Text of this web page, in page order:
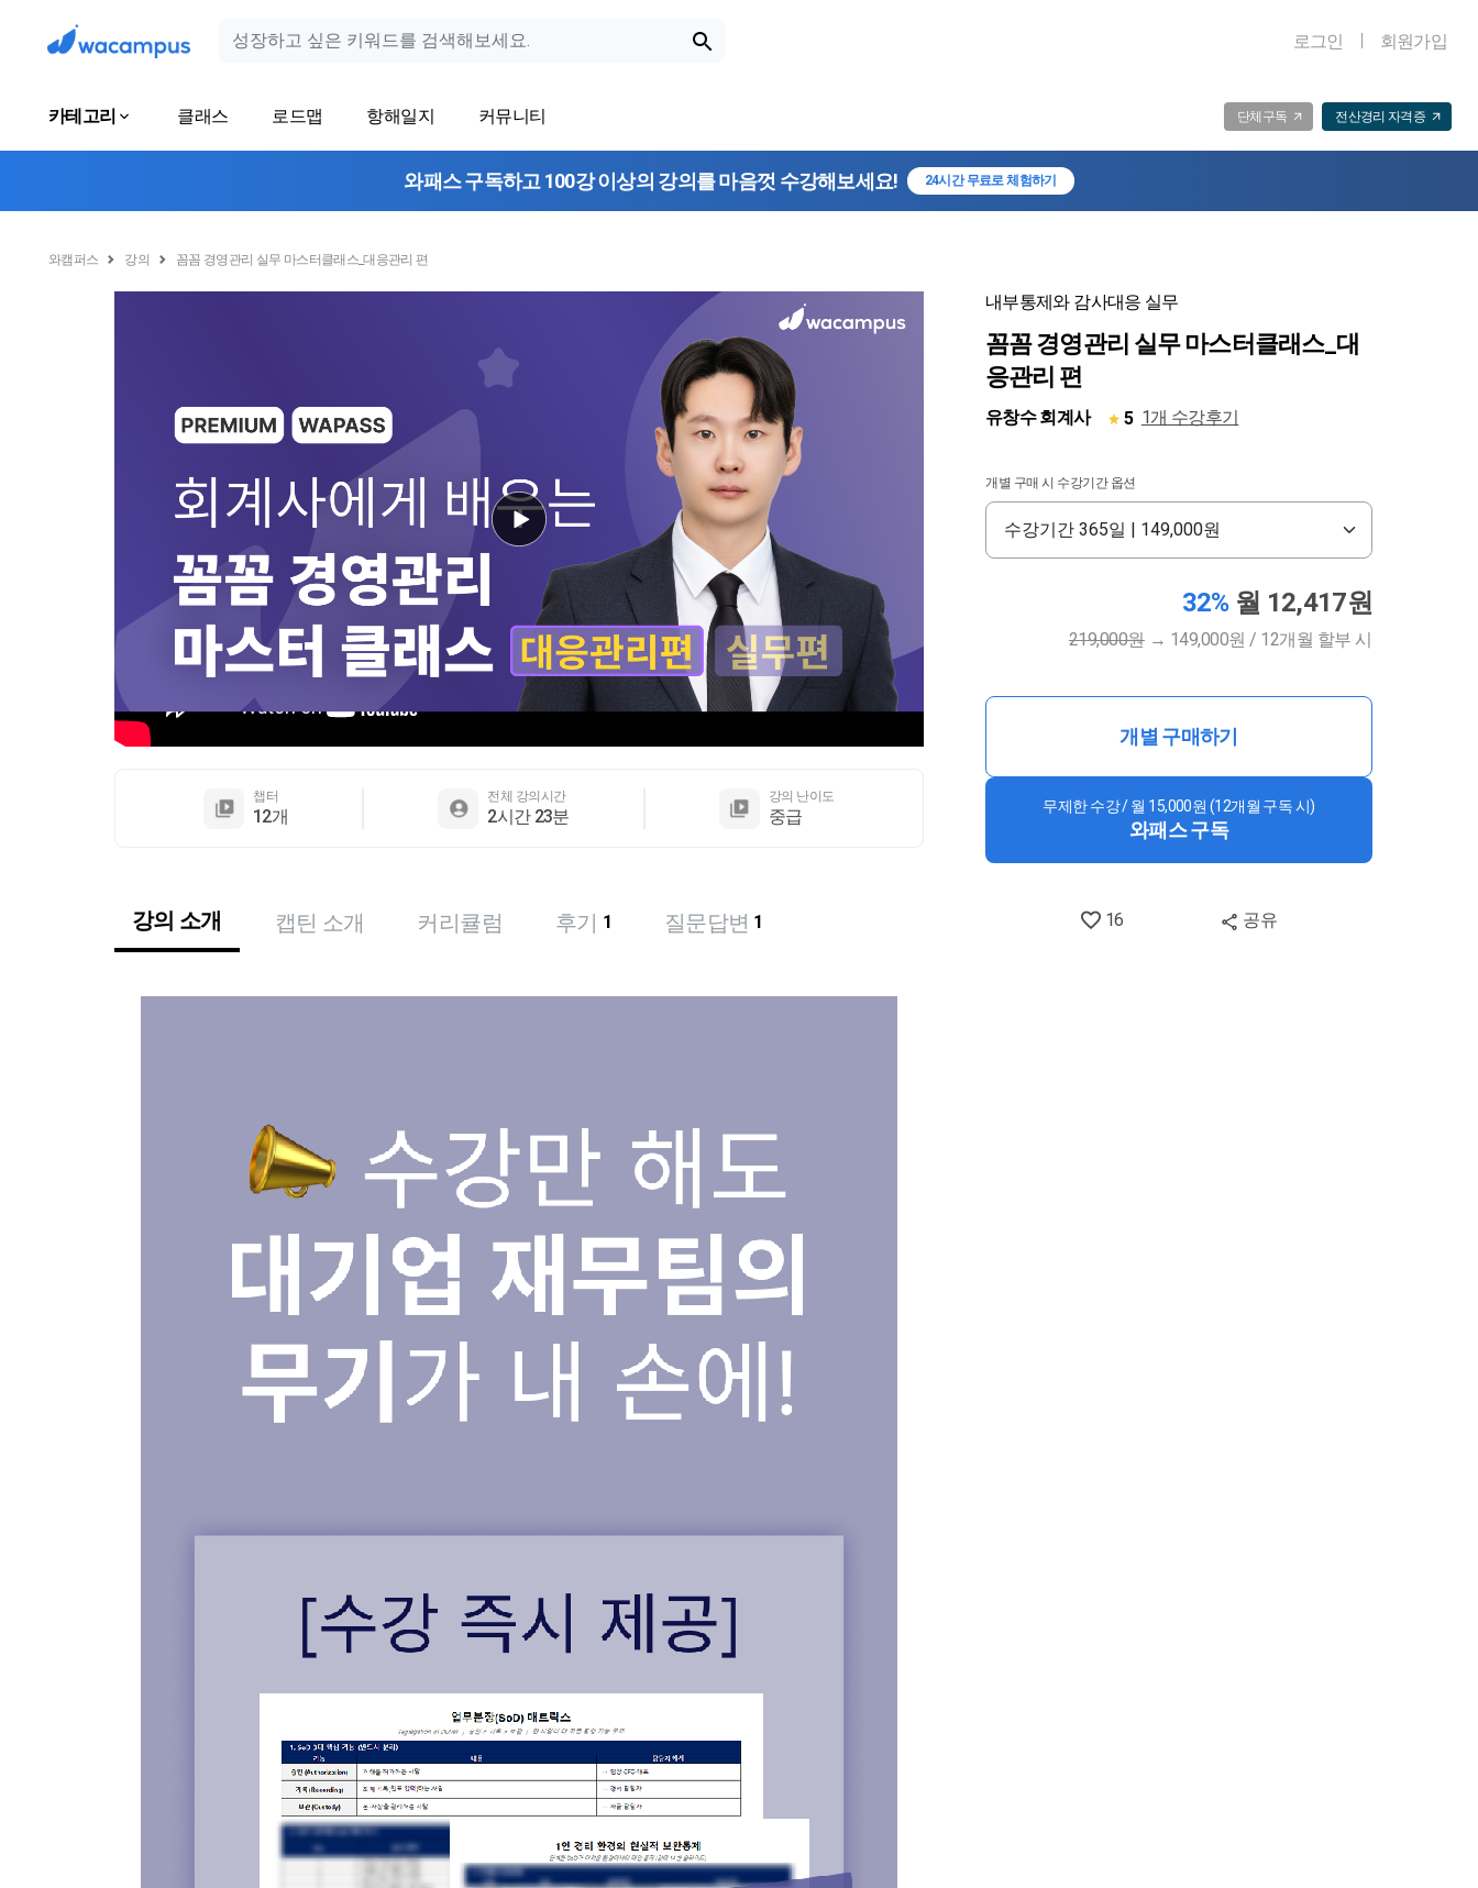
로그인 회원가입
카테고리 클래스 로드맵 항해일지 커뮤니티 단체구독 전산경리 자격증
와패스 구독하고 100강 이상의 강의를 마음껏 수강해보세요! 24시간 무료로 체험하기
와캠퍼스 강의 꼼꼼 경영관리 실무 마스터클래스_대응관리 편
챕터
12개
전체 강의시간
2시간 23분
강의 난이도
중급
강의 소개 캡틴 소개 커리큘럼 후기 1 질문답변 1
내부통제와 감사대응 실무
꼼꼼 경영관리 실무 마스터클래스_대
응관리 편
유창수 회계사 5 1개 수강후기
개별 구매 시 수강기간 옵션
32% 월 12,417원
219,000원 → 149,000원 / 12개월 할부 시
개별 구매하기
무제한 수강 / 월 15,000원 (12개월 구독 시)
와패스 구독
16 공유